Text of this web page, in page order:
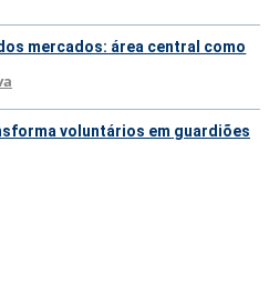
mercados: área central como
voluntários em guardiões